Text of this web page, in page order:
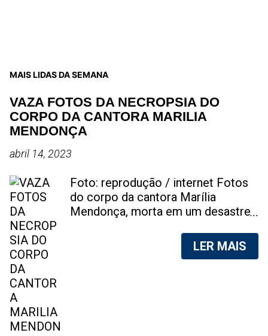
MAIS LIDAS DA SEMANA
VAZA FOTOS DA NECROPSIA DO
CORPO DA CANTORA MARILIA
MENDONÇA
abril 14, 2023
Foto: reprodução / internet Fotos
do corpo da cantora Marília
Mendonça, morta em um desastre
foram vazadas na internet. A
divulgação de fotos do corpo de
LER MAIS